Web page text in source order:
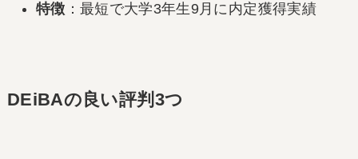
特徴 ：最短で大学3年生9月に内定獲得実績
DEiBAの良い評判3つ